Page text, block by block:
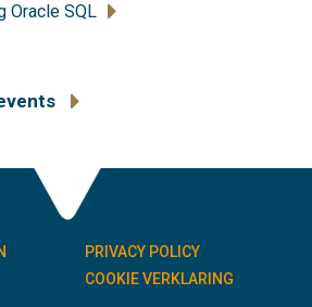
Oracle SQL
PRIVACY POLICY
COOKIE VERKLARING